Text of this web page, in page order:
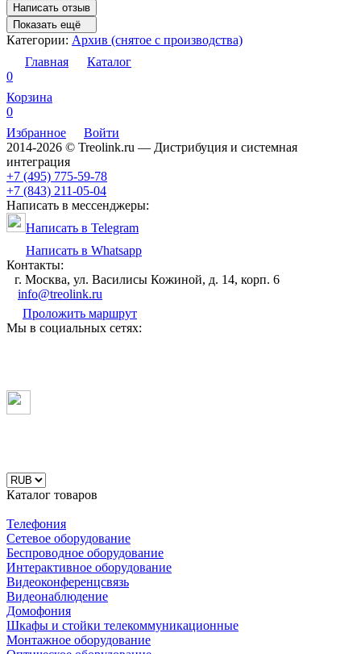
Написать отзыв
Показать ещё
Категории: Архив (снятое с производства)
Главная
Каталог
0
Корзина
0
Избранное
Войти
2014-2026 © Treolink.ru — Дистрибуция и системная
интеграция
+7 (495) 775-59-78
+7 (843) 211-05-04
Написать в мессенджеры:
Написать в Telegram
Написать в Whatsapp
Контакты:
г. Москва, ул. Василисы Кожиной, д. 14, корп. 6
info@treolink.ru
Проложить маршрут
Мы в социальных сетях:
Каталог товаров
Телефония
Сетевое оборудование
Беспроводное оборудование
Интерактивное оборудование
Видеоконференцсвязь
Видеонаблюдение
Домофония
Шкафы и стойки телекоммуникационные
Монтажное оборудование